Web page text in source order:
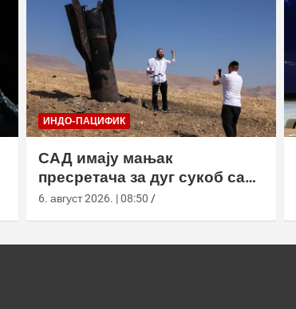
ИНДО-ПАЦИФИК
САД имају мањак
пресретача за дуг сукоб са
Кином
6. август 2026. | 08:50